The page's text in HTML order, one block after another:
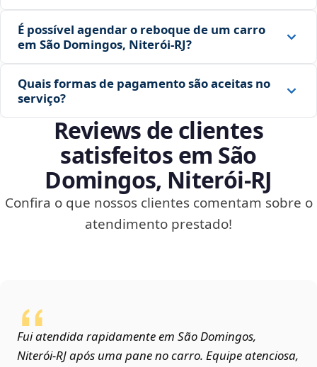
É possível agendar o reboque de um carro
em São Domingos, Niterói‑RJ?
Quais formas de pagamento são aceitas no
serviço?
Reviews de clientes
satisfeitos em São
Domingos, Niterói‑RJ
Confira o que nossos clientes comentam sobre o
atendimento prestado!
Fui atendida rapidamente em São Domingos,
Niterói‑RJ após uma pane no carro. Equipe atenciosa,